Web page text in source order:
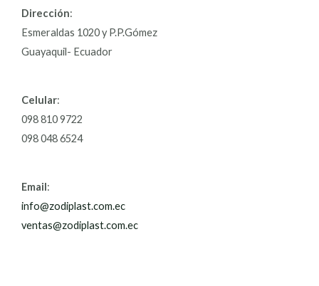
Dirección:
Esmeraldas 1020 y P.P.Gómez
Guayaquil- Ecuador
Celular:
098 810 9722
098 048 6524
Email:
info@zodiplast.com.ec
ventas@zodiplast.com.ec